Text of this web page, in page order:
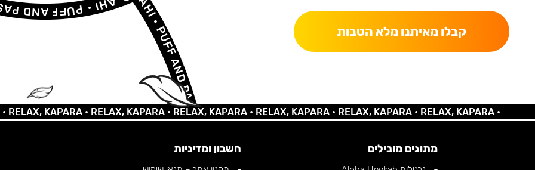
קבלו מאיתנו מלא הטבות
KAPARA •RELAX, KAPARA •RELAX, KAPARA •RELAX, KAPARA •RELAX, KAPARA •RELAX, KAPARA •
מתוגים מובילים חשבון ומדיניות